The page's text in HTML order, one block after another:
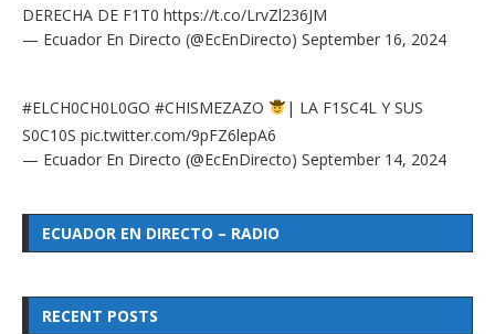
DERECHA DE F1T0 https://t.co/LrvZl236JM
— Ecuador En Directo (@EcEnDirecto) September 16, 2024
#ELCH0CH0L0GO #CHISMEZAZO
| LA F1SC4L Y SUS
S0C10S pic.twitter.com/9pFZ6lepA6
— Ecuador En Directo (@EcEnDirecto) September 14, 2024
ECUADOR EN DIRECTO – RADIO
RECENT POSTS